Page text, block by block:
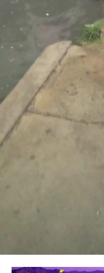
tras dos su1c1d10s